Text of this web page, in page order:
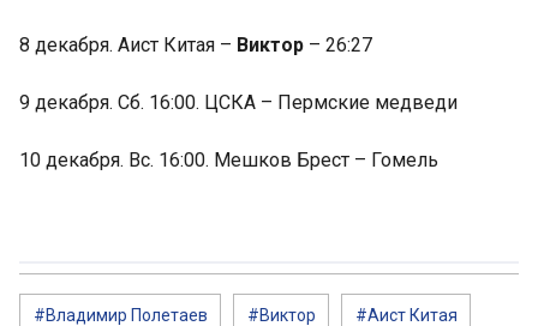
8 декабря. Аист Китая – Виктор – 26:27
9 декабря. Сб. 16:00. ЦСКА – Пермские медведи
10 декабря. Вс. 16:00. Мешков Брест – Гомель
#Владимир Полетаев #Виктор #Аист Китая